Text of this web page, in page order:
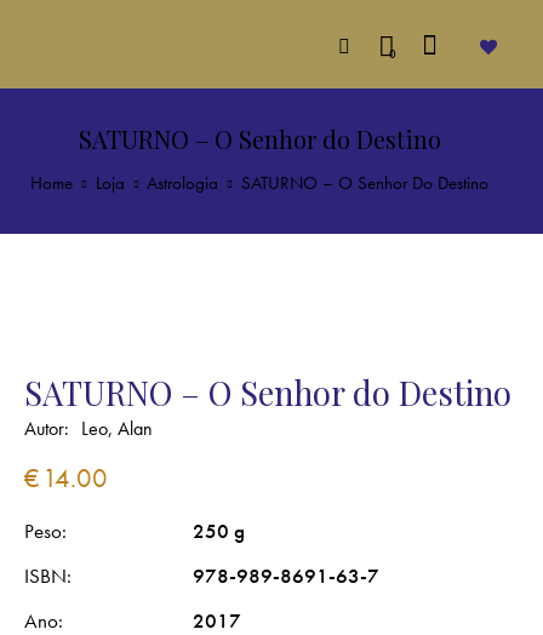
0
SATURNO – O Senhor do Destino
Home Loja Astrologia SATURNO – O Senhor Do Destino
SATURNO – O Senhor do Destino
Autor: Leo, Alan
€ 14.00
Peso
250 g
ISBN
978-989-8691-63-7
Ano
2017